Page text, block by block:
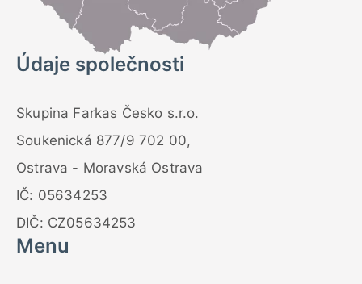
Údaje společnosti
Skupina Farkas Česko s.r.o.
Soukenická 877/9 702 00,
Ostrava - Moravská Ostrava
IČ: 05634253
DIČ: CZ05634253
Menu